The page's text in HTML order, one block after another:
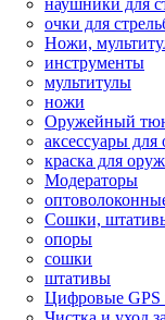
наушники для
очки для
Ножи,
инструменты
мультитулы
ножи
Оружейный
аксессуары
краска для
Модераторы
Сошки,
опоры
сошки
штативы
Цифровые GPS